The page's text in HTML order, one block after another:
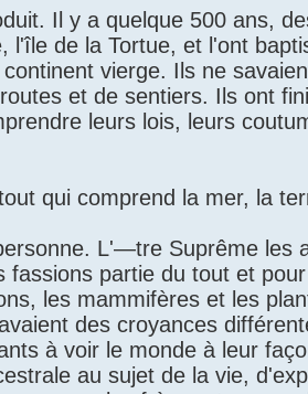
Il y a quelque 500 ans,
l'île de la Tortue, et l'ont
vierge. Ils ne
et de sentiers. Ils ont
leurs lois, leurs
qui comprend la mer, la
L'—tre Suprême les
fassions partie du tout et
les mammifères et les
des croyances
à voir le monde à leur
au sujet de la vie,